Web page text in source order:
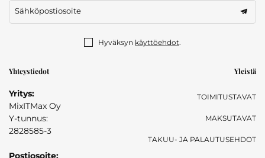
Sähköpostiosoite
Hyväksyn käyttöehdot.
Yhteystiedot
Yritys:
MixITMax Oy
Y-tunnus:
2828585-3
Postiosoite:
Yleistä
TOIMITUSTAVAT
MAKSUTAVAT
TAKUU- JA PALAUTUSEHDOT